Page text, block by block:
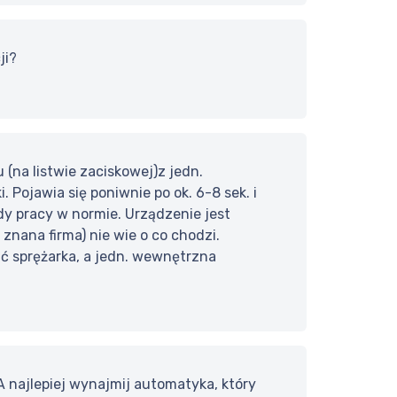
listwie zaciskowej)z jedn.
Pojawia się poniwnie po ok. 6-8 sek. i
pracy w normie. Urządzenie jest
firma) nie wie o co chodzi.
sprężarka, a jedn. wewnętrzna
najlepiej wynajmij automatyka, który